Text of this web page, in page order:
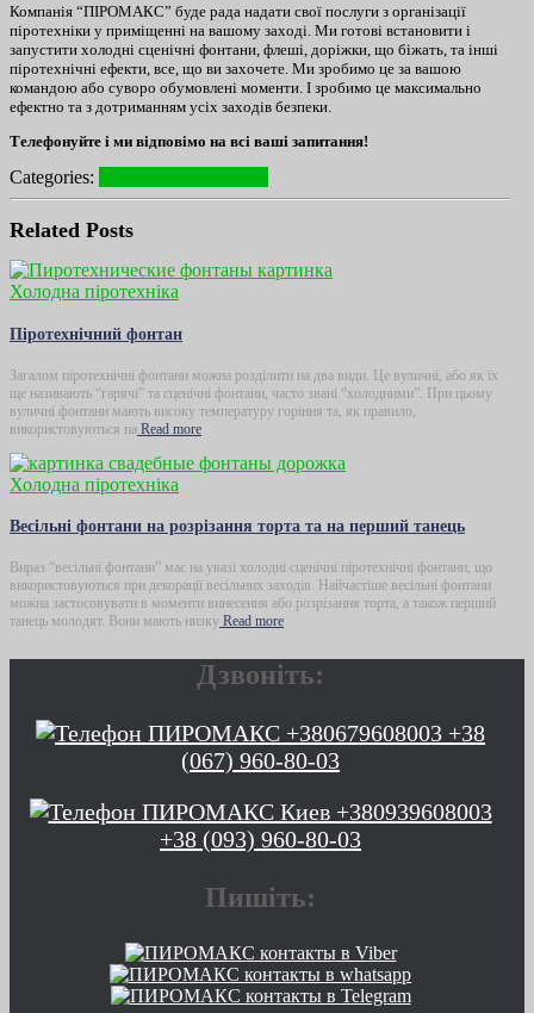
Компанія “ПІРОМАКС” буде рада надати свої послуги з організації
піротехніки у приміщенні на вашому заході. Ми готові встановити і
запустити холодні сценічні фонтани, флеші, доріжки, що біжать, та інші
піротехнічні ефекти, все, що ви захочете. Ми зробимо це за вашою
командою або суворо обумовлені моменти. І зробимо це максимально
ефектно та з дотриманням усіх заходів безпеки.
Телефонуйте і ми відповімо на всі ваші запитання!
Categories:
Related Posts
Холодна піротехніка
Піротехнічний фонтан
Загалом піротехнічні фонтани можна розділити на два види. Це вуличні, або як їх
ще називають “гарячі” та сценічні фонтани, часто звані “холодними”. При цьому
вуличні фонтани мають високу температуру горіння та, як правило,
використовуються на Read more
Холодна піротехніка
Весільні фонтани на розрізання торта та на перший танець
Вираз “весільні фонтани” має на увазі холодні сценічні піротехнічні фонтани, що
використовуються при декорації весільних заходів. Найчастіше весільні фонтани
можна застосовувати в моменти винесення або розрізання торта, а також перший
танець молодят. Вони мають низку Read more
Дзвоніть:
+38
(067) 960-80-03
+38 (093) 960-80-03
Пишіть: